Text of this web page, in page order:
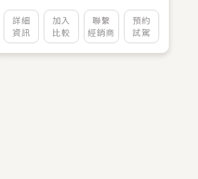
詳細
資訊
加入
比較
聯繫
經銷商
預約
試駕